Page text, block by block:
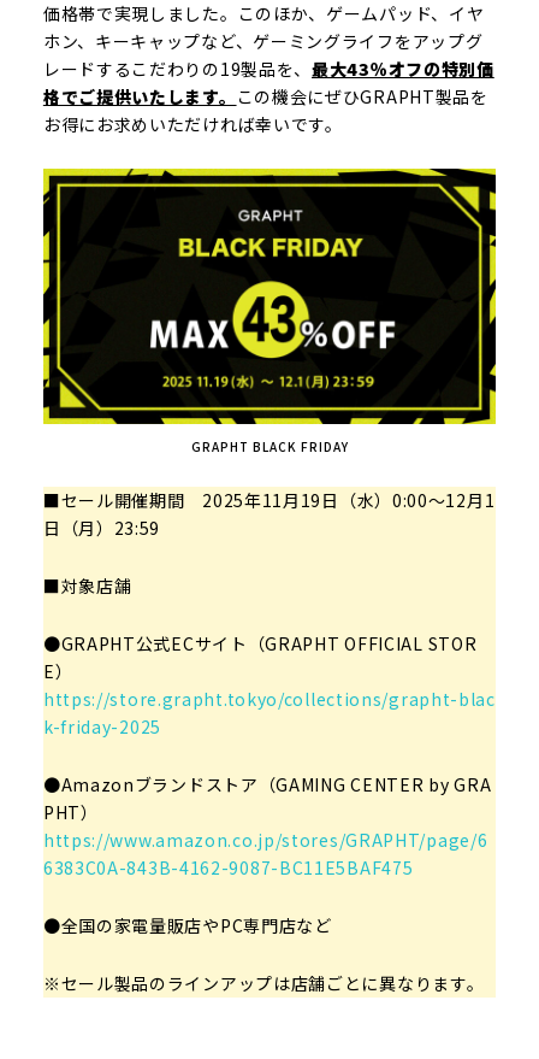
価格帯で実現しました。このほか、ゲームパッド、イヤ
ホン、キーキャップなど、ゲーミングライフをアップグ
レードするこだわりの19製品を、最大43％オフの特別価
格でご提供いたします。 この機会にぜひGRAPHT製品を
お得にお求めいただければ幸いです。
GRAPHT BLACK FRIDAY
■セール開催期間 2025年11月19日（水）0:00～12月1
日（月）23:59
■対象店舗
●GRAPHT公式ECサイト（GRAPHT OFFICIAL STOR
E）
https://store.grapht.tokyo/collections/grapht-blac
k-friday-2025
●Amazonブランドストア（GAMING CENTER by GRA
PHT）
https://www.amazon.co.jp/stores/GRAPHT/page/6
6383C0A-843B-4162-9087-BC11E5BAF475
●全国の家電量販店やPC専門店など
※セール製品のラインアップは店舗ごとに異なります。